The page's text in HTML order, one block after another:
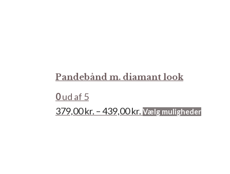
Pandebånd m. diamant look
0ud af 5
379,00kr. –439,00kr.Prisinterval:
Vælg mulighederDette